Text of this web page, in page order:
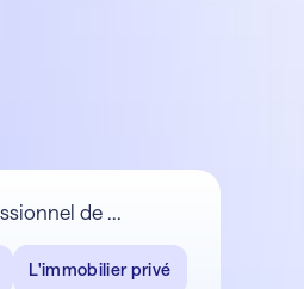
de ...
L'immobilier privé